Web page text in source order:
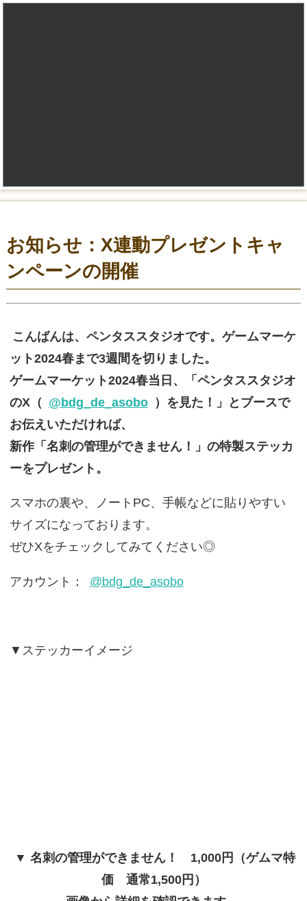
お知らせ：X連動プレゼントキャ
ンペーンの開催
こんばんは、ペンタススタジオです。ゲームマーケ
ット2024春まで3週間を切りました。
ゲームマーケット2024春当日、「ペンタススタジオ
のX（ @bdg_de_asobo ）を見た！」とブースで
お伝えいただければ、
新作「名刺の管理ができません！」の特製ステッカ
ーをプレゼント。
スマホの裏や、ノートPC、手帳などに貼りやすい
サイズになっております。
ぜひXをチェックしてみてください◎
アカウント： @bdg_de_asobo
▼ステッカーイメージ
▼ 名刺の管理ができません！ 1,000円（ゲムマ特
価 通常1,500円）